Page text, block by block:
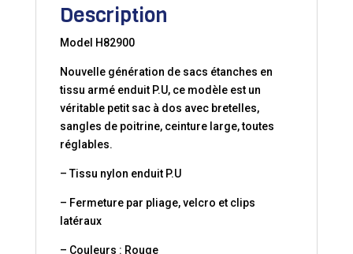
Description
Model H82900
Nouvelle génération de sacs étanches en
tissu armé enduit P.U, ce modèle est un
véritable petit sac à dos avec bretelles,
sangles de poitrine, ceinture large, toutes
réglables.
– Tissu nylon enduit P.U
– Fermeture par pliage, velcro et clips
latéraux
– Couleurs : Rouge